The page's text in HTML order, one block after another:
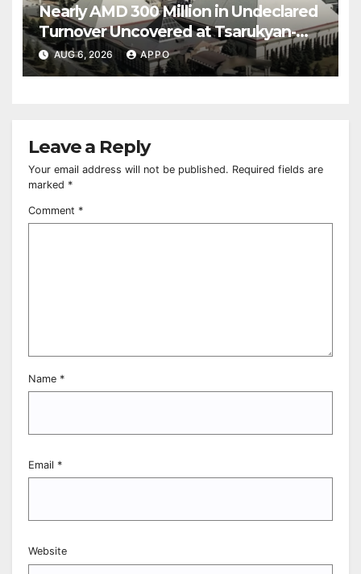
Nearly AMD 300 Million in Undeclared
Turnover Uncovered at Tsarukyan-
Owned Entertainment Center
AUG 6, 2026 APPO
Leave a Reply
Your email address will not be published. Required fields are
marked *
Comment *
Name *
Email *
Website